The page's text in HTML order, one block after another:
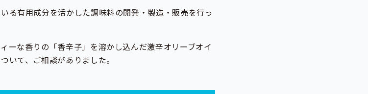
る有用成分を活かした調味料の開発・製造・販売を行っ
ーな香りの「香辛子」を溶かし込んだ激辛オリーブオイ
いて、ご相談がありました。